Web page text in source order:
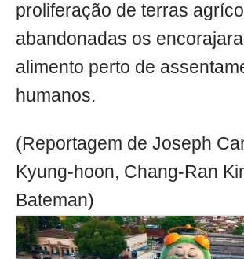
proliferação de terras
abandonadas os
alimento perto de
humanos.
(Reportagem de Joseph
Kyung-hoon, Chang-Ran
Bateman)